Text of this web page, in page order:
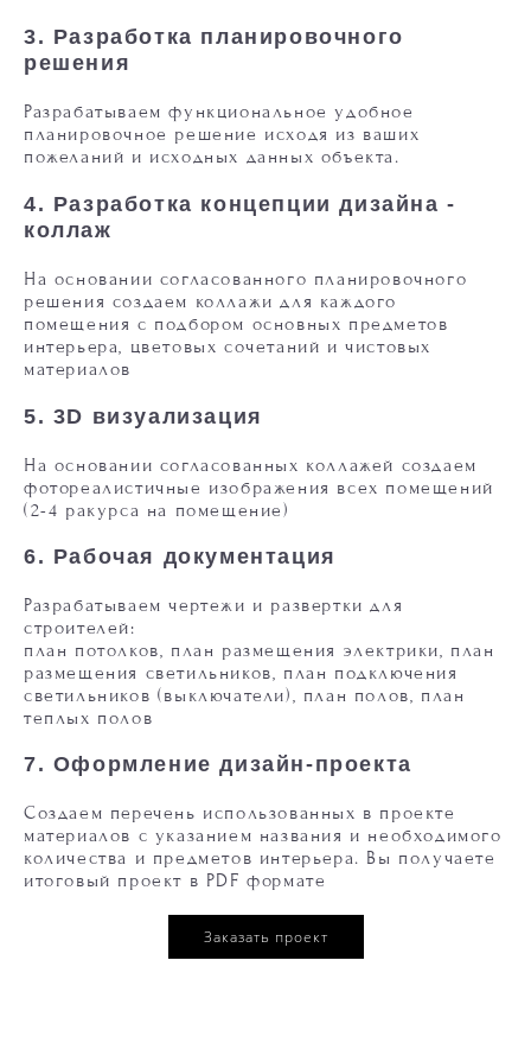
3. Разработка планировочного
решения
Разрабатываем функциональное удобное
планировочное решение исходя из ваших
пожеланий и исходных данных объекта.
4. Разработка концепции дизайна -
коллаж
На основании согласованного планировочного
решения создаем коллажи для каждого
помещения с подбором основных предметов
интерьера, цветовых сочетаний и чистовых
материалов
5. 3D визуализация
На основании согласованных коллажей создаем
фотореалистичные изображения всех помещений
(2-4 ракурса на помещение)
6. Рабочая документация
Разрабатываем чертежи и развертки для
строителей:
план потолков, план размещения электрики, план
размещения светильников, план подключения
светильников (выключатели), план полов, план
теплых полов
7. Оформление дизайн-проекта
Создаем перечень использованных в проекте
материалов с указанием названия и необходимого
количества и предметов интерьера. Вы получаете
итоговый проект в PDF формате
Заказать проект